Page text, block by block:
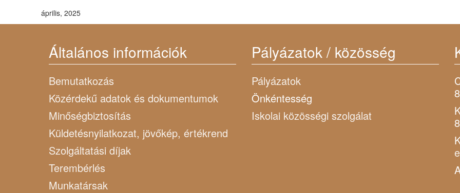
április, 2025
Általános információk
Bemutatkozás
Közérdekű adatok és dokumentumok
Minőségbiztosítás
Küldetésnyilatkozat, jövőkép, értékrend
Szolgáltatási díjak
Terembérlés
Munkatársak
Pályázatok / közösség
Pályázatok
Önkéntesség
Iskolai közösségi szolgálat